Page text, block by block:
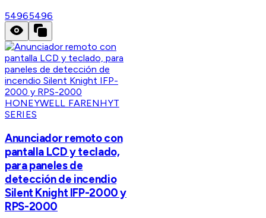
54965496
HONEYWELL FARENHYT
SERIES
Anunciador remoto con
pantalla LCD y teclado,
para paneles de
detección de incendio
Silent Knight IFP-2000 y
RPS-2000